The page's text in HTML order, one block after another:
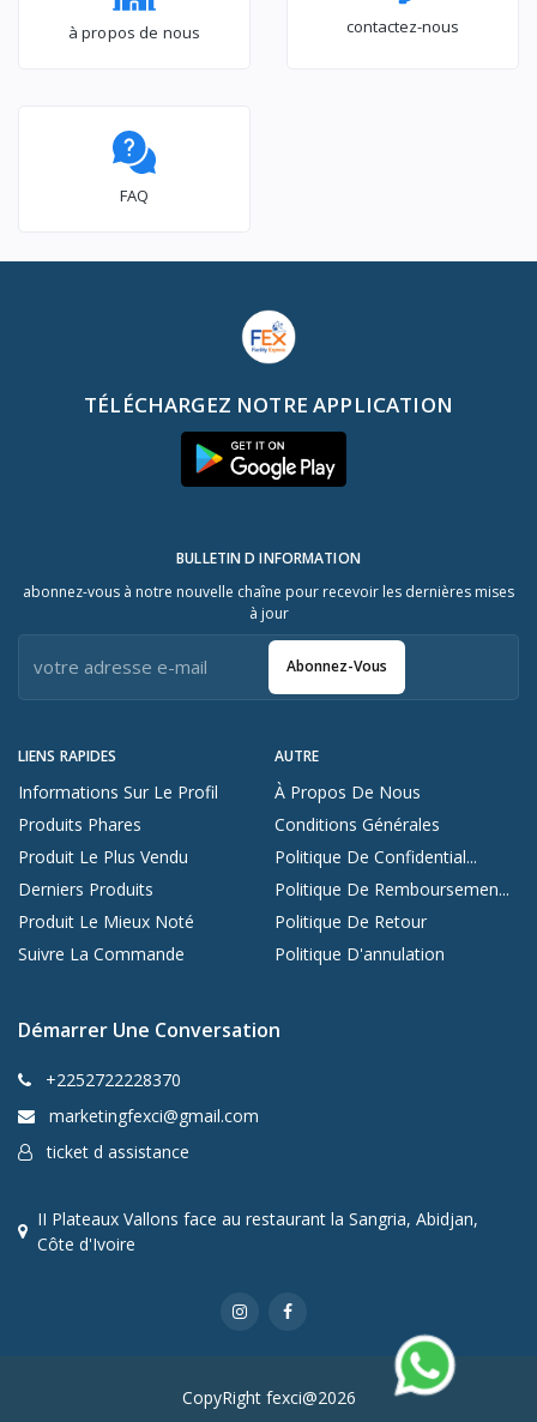
à propos de nous contactez-nous
FAQ
TÉLÉCHARGEZ NOTRE APPLICATION
LIENS RAPIDES
Informations Sur Le Profil
Produits Phares
Produit Le Plus Vendu
Derniers Produits
Produit Le Mieux Noté
Suivre La Commande
AUTRE
À Propos De Nous
Conditions Générales
Politique De Confidential...
Politique De Remboursemen...
Politique De Retour
Politique D'annulation
BULLETIN D INFORMATION
abonnez-vous à notre nouvelle chaîne pour recevoir les dernières mises
à jour
Abonnez-Vous
Démarrer Une Conversation
+2252722228370
marketingfexci@gmail.com
ticket d assistance
II Plateaux Vallons face au restaurant la Sangria, Abidjan,
Côte d'Ivoire
CopyRight fexci@2026